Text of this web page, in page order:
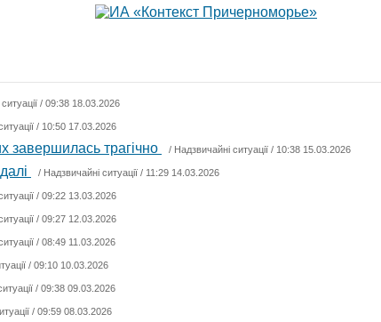
/ 09:38 18.03.2026
/ 10:50 17.03.2026
трагічно / Надзвичайні ситуації / 10:38 15.03.2026
/ Надзвичайні ситуації / 11:29 14.03.2026
/ 09:22 13.03.2026
/ 09:27 12.03.2026
/ 08:49 11.03.2026
/ 09:10 10.03.2026
/ 09:38 09.03.2026
/ 09:59 08.03.2026